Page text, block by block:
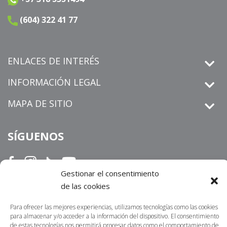
Gestionar el consentimiento
de las cookies
Para ofrecer las mejores experiencias, utilizamos tecnologías como las cookies
para almacenar y/o acceder a la información del dispositivo. El consentimiento
de estas tecnologías nos permitirá procesar datos como el comportamiento de
(604) 322 41 77
ENLACES DE INTERÉS
INFORMACIÓN LEGAL
MAPA DE SITIO
SÍGUENOS
Informamos que losderechos de petición
webhttps://centrosur.co/clientes/,La dirección
electrónica o física para notificaciones judiciales no serán